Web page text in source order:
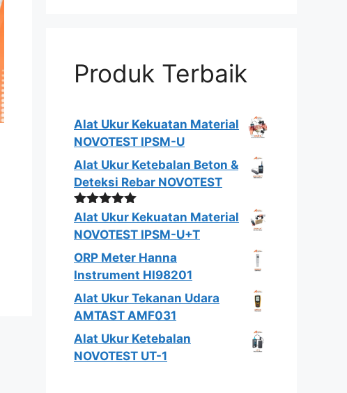
Produk Terbaik
Alat Ukur Kekuatan Material
NOVOTEST IPSM-U
Alat Ukur Ketebalan Beton &
Deteksi Rebar NOVOTEST
Dinilai5.00
dari 5
Alat Ukur Kekuatan Material
NOVOTEST IPSM-U+T
ORP Meter Hanna
Instrument HI98201
Alat Ukur Tekanan Udara
AMTAST AMF031
Alat Ukur Ketebalan
NOVOTEST UT-1